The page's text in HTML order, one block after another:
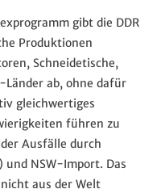
gibt die DDR
Produktionen
Schneidetische,
Länder ab, ohne dafür
gleichwertiges
führen zu
Ausfälle durch
NSW-Import. Das
aus der Welt